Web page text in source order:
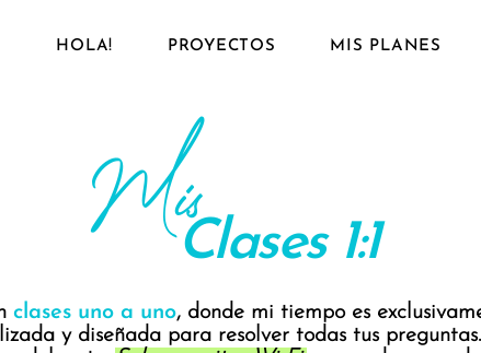
HOLA! PROYECTOS MIS PLANES
Clases 1:1
Mis
clases uno a uno, donde mi tiempo es
y diseñada para resolver todas tus